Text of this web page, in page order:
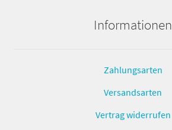
Informationen
Zahlungsarten
Versandsarten
Vertrag widerrufen